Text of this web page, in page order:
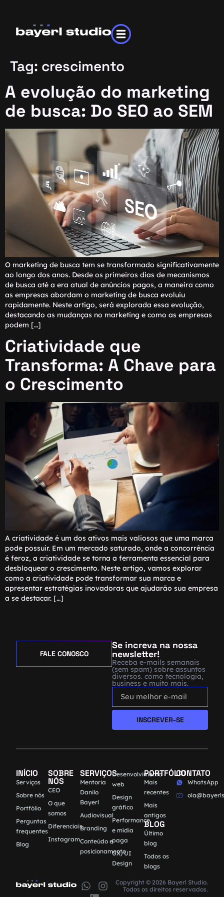
Tag: crescimento
A evolução do marketing
de busca: Do SEO ao SEM
O marketing de busca tem se transformado significativamente
ao longo dos anos. Desde os primeiros dias de mecanismos
de busca até a era atual de anúncios pagos, a maneira como
as empresas abordam o marketing de busca evoluiu
rapidamente. Neste artigo, será explorada essa evolução,
destacando as mudanças no marketing e como as empresas
podem […]
Criatividade que
Transforma: A Chave para
o Crescimento
A criatividade é um dos ativos mais valiosos que uma marca
pode possuir. Em um mercado saturado, onde a concorrência
é feroz, a criatividade se torna a ferramenta essencial para
desbloquear o crescimento. Neste artigo, vamos explorar
como a criatividade pode transformar sua marca e
apresentar estratégias inovadoras que ajudarão sua empresa
a se destacar. […]
Se increva na nossa
newsletter!
Receba e-mails semanais
(sem spam) sobre assuntos
diversos. como tecnologia,
business e muito mais.
INSCREVER-SE
FALE CONOSCO
INÍCIO
Serviços
Sobre nós
Portfólio
Perguntas
frequentes
Blog
SOBRE
NÓS
CEO
O que
somos
Diferenciais
Instagram
SERVIÇOS
Mentoria
Danilo
Bayerl
Audiovisual
Branding
Conteúdo e
posicionamento
Desenvolvimento
web
Design
gráfico
Performance
e mídia
paga
UX/UI
Design
PORTFÓLIO
Mais
recentes
Mais
antigos
BLOG
Último
blog
Todos os
blogs
CONTATO
WhatsApp
Copyright © 2026 Bayerl Studio.
Todos os direitos reservados.